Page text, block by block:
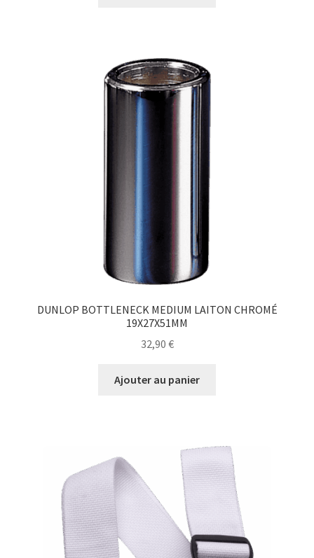
DUNLOP BOTTLENECK MEDIUM LAITON CHROMÉ
19X27X51MM
32,90 €
Ajouter au panier